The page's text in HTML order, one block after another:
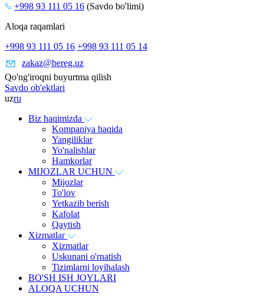
+998 93 111 05 16 (Savdo bo'limi)
Aloqa raqamlari
+998 93 111 05 16 +998 93 111 05 14
zakaz@bereg.uz
Qo'ng'iroqni buyurtma qilish
Savdo ob'ektlari
uzru
Biz haqimizda
Kompaniya haqida
Yangiliklar
Yo'nalishlar
Hamkorlar
MIJOZLAR UCHUN
Mijozlar
To'lov
Yetkazib berish
Kafolat
Qaytish
Xizmatlar
Xizmatlar
Uskunani o'rnatish
Tizimlarni loyihalash
BO'SH ISH JOYLARI
ALOQA UCHUN